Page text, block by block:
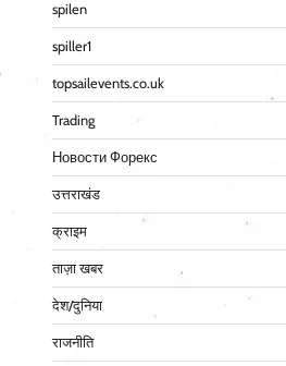
spilen
spiller1
topsailevents.co.uk
Trading
Новости Форекс
उत्तराखंड
क्राइम
ताज़ा खबर
देश/दुनिया
राजनीति